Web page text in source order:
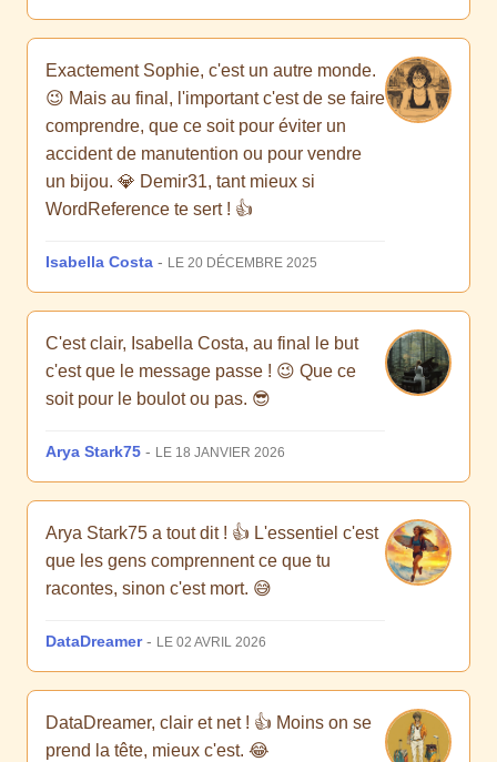
Exactement Sophie, c'est un autre monde.
😉 Mais au final, l'important c'est de se faire
comprendre, que ce soit pour éviter un
accident de manutention ou pour vendre
un bijou. 💎 Demir31, tant mieux si
WordReference te sert ! 👍
Isabella Costa - LE 20 DÉCEMBRE 2025
C'est clair, Isabella Costa, au final le but
c'est que le message passe ! 😉 Que ce
soit pour le boulot ou pas. 😎
Arya Stark75 - LE 18 JANVIER 2026
Arya Stark75 a tout dit ! 👍 L'essentiel c'est
que les gens comprennent ce que tu
racontes, sinon c'est mort. 😅
DataDreamer- LE 02 AVRIL 2026
DataDreamer, clair et net ! 👍 Moins on se
prend la tête, mieux c'est. 😂